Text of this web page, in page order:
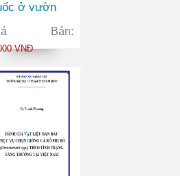
ở vườn
gia Lò Gò –
Mát tỉnh Tây
Bán:
VNĐ